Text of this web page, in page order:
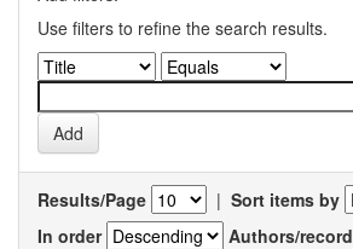
Use filters to refine the search results.
Results/Page | Sort items by
In order
Authors/record